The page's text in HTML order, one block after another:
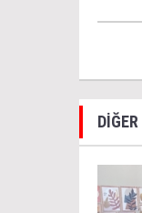
DİĞER